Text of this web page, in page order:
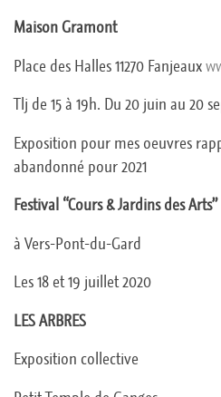
Maison Gramont
Place des Halles 11270 Fanjeaux
Tlj de 15 à 19h. Du 20 juin au 20
Exposition pour mes oeuvres
abandonné pour 2021
Festival “Cours & Jardins des Arts”
à Vers-Pont-du-Gard
Les 18 et 19 juillet 2020
LES ARBRES
Exposition collective